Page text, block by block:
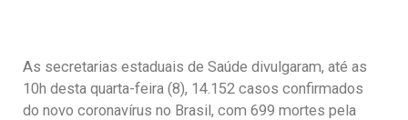
As secretarias estaduais de Saúde divulgaram, até as
10h desta quarta-feira (8), 14.152 casos confirmados
do novo coronavírus no Brasil, com 699 mortes pela